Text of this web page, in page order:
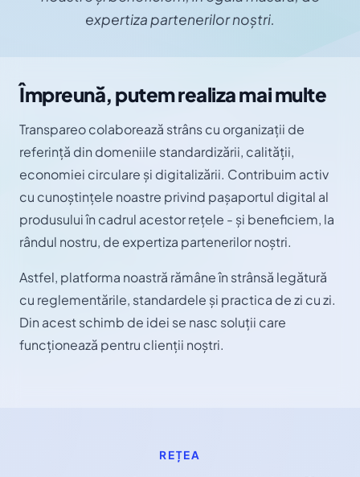
expertiza partenerilor noștri.
Împreună, putem realiza mai multe
Transpareo colaborează strâns cu organizații de
referință din domeniile standardizării, calității,
economiei circulare și digitalizării. Contribuim activ
cu cunoștințele noastre privind pașaportul digital al
produsului în cadrul acestor rețele - și beneficiem, la
rândul nostru, de expertiza partenerilor noștri.
Astfel, platforma noastră rămâne în strânsă legătură
cu reglementările, standardele și practica de zi cu zi.
Din acest schimb de idei se nasc soluții care
funcționează pentru clienții noștri.
REȚEA